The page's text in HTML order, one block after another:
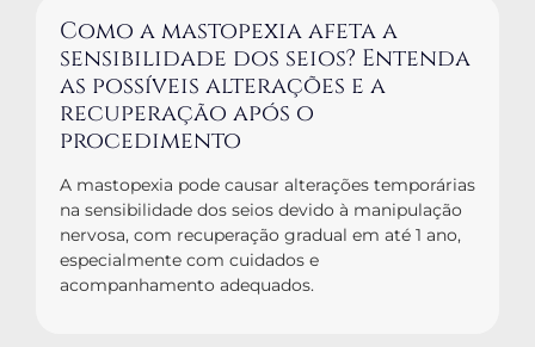
Como a mastopexia afeta a
sensibilidade dos seios? Entenda
as possíveis alterações e a
recuperação após o
procedimento
A mastopexia pode causar alterações temporárias
na sensibilidade dos seios devido à manipulação
nervosa, com recuperação gradual em até 1 ano,
especialmente com cuidados e
acompanhamento adequados.